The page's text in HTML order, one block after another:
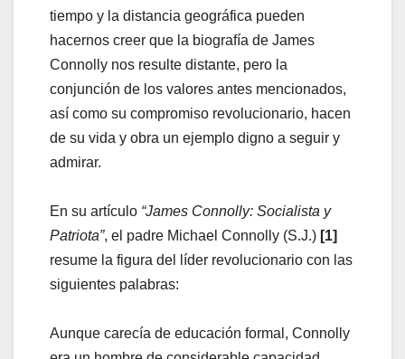
tiempo y la distancia geográfica pueden
hacernos creer que la biografía de James
Connolly nos resulte distante, pero la
conjunción de los valores antes mencionados,
así como su compromiso revolucionario, hacen
de su vida y obra un ejemplo digno a seguir y
admirar.
En su artículo “James Connolly: Socialista y
Patriota”, el padre Michael Connolly (S.J.) [1]
resume la figura del líder revolucionario con las
siguientes palabras:
Aunque carecía de educación formal, Connolly